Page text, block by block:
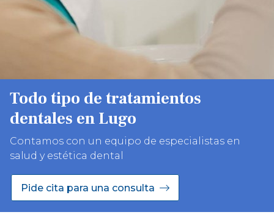
Todo tipo de tratamientos
dentales en Lugo
Contamos con un equipo de especialistas en
salud y estética dental
Pide cita para una consulta